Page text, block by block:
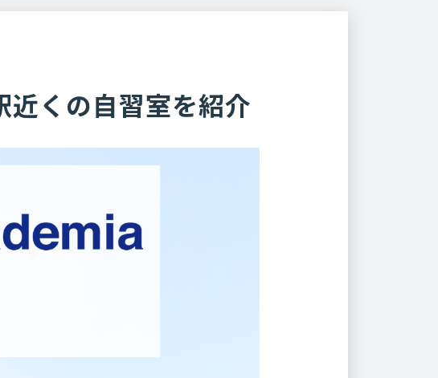
近くの自習室を紹介